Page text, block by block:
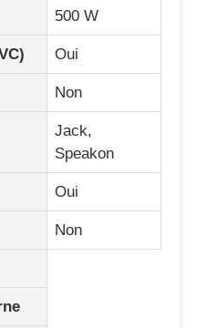
500 W
Oui
Non
Jack,
Speakon
Oui
Non